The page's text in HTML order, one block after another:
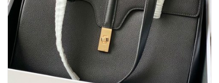
牌
包
包